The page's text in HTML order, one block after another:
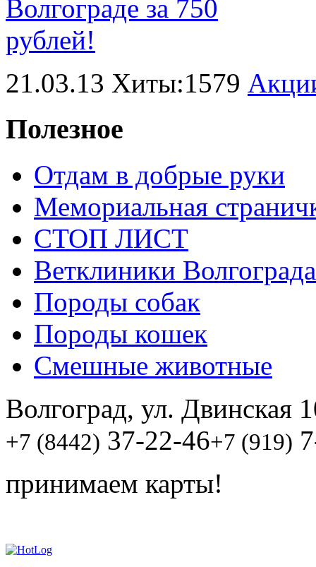
21.03.13 Хиты:1579
Полезное
Отдам в добрые руки
Мемориальная
СТОП ЛИСТ
Ветклиники Волгограда
Породы собак
Породы кошек
Смешные животные
Волгоград, ул. Двинская
+7 (8442) 37-22-46+7 (919)
принимаем карты!